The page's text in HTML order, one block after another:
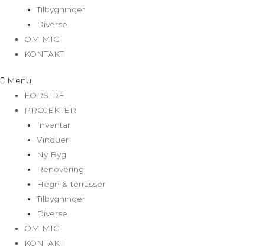
Tilbygninger
Diverse
OM MIG
KONTAKT
Menu
FORSIDE
PROJEKTER
Inventar
Vinduer
Ny Byg
Renovering
Hegn & terrasser
Tilbygninger
Diverse
OM MIG
KONTAKT